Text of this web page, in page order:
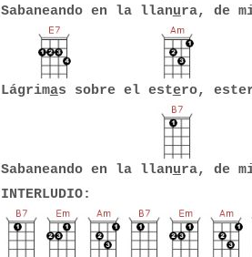
Sabaneando en la llanura, de
Lágrimas sobre el estero,
Sabaneando en la llanura, de
INTERLUDIO: